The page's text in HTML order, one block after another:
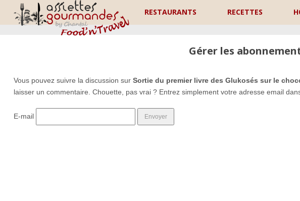
RESTAURANTS RECETTES
Gérer les
Vous pouvez suivre la discussion sur Sortie du premier livre des Glukosés sur le
laisser un commentaire. Chouette, pas vrai ? Entrez simplement votre adresse email
E-mail